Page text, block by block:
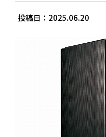
投稿日：2025.06.20